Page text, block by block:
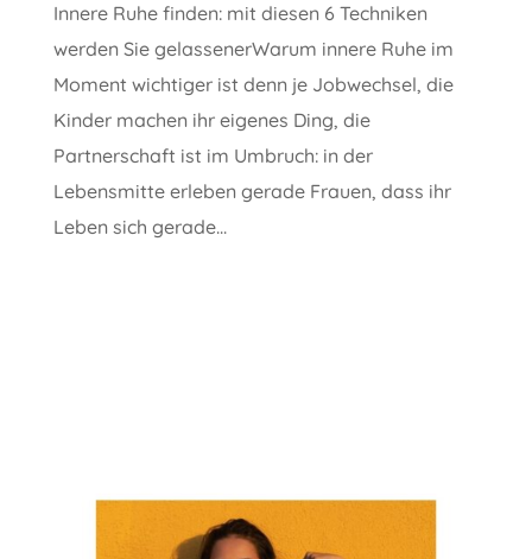
Innere Ruhe finden: mit diesen 6 Techniken
werden Sie gelassenerWarum innere Ruhe im
Moment wichtiger ist denn je Jobwechsel, die
Kinder machen ihr eigenes Ding, die
Partnerschaft ist im Umbruch: in der
Lebensmitte erleben gerade Frauen, dass ihr
Leben sich gerade...